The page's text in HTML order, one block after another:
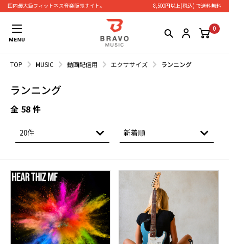
国内最大級フィットネス⾳楽販売サイト。 8,500円以上(税込) で送料無料
0
TOP MUSIC 動画配信用 エクササイズ ランニング
ランニング
全 58 件